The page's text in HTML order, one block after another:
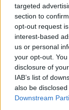
targeted
section to
opt-out request
interest-based
us or personal
your opt-out.
disclosure of
IAB’s list of
also be
Downstream
Eftersom grepp
till grepp på
som tittar på
än de som
finner i Vi
nordiska
klimat som